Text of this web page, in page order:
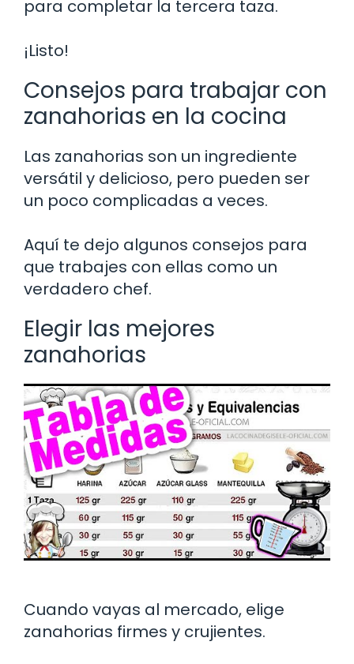
para completar la tercera taza.
¡Listo!
Consejos para trabajar con
zanahorias en la cocina
Las zanahorias son un ingrediente
versátil y delicioso, pero pueden ser
un poco complicadas a veces.
Aquí te dejo algunos consejos para
que trabajes con ellas como un
verdadero chef.
Elegir las mejores
zanahorias
Cuando vayas al mercado, elige
zanahorias firmes y crujientes.